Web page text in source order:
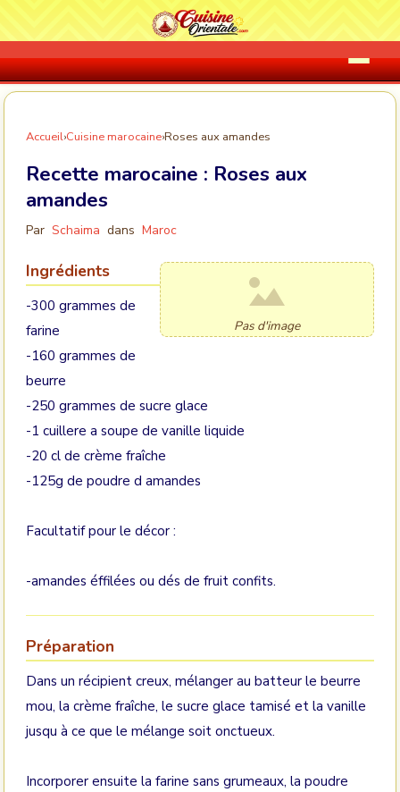
Accueil›Cuisine marocaine›Roses aux amandes
Recette marocaine : Roses aux
amandes
Par Schaima dans Maroc
Pas d'image
Ingrédients
-300 grammes de
farine
-160 grammes de
beurre
-250 grammes de sucre glace
-1 cuillere a soupe de vanille liquide
-20 cl de crème fraîche
-125g de poudre d amandes
Facultatif pour le décor :
-amandes éffilées ou dés de fruit confits.
Préparation
Dans un récipient creux, mélanger au batteur le beurre
mou, la crème fraîche, le sucre glace tamisé et la vanille
jusqu à ce que le mélange soit onctueux.
Incorporer ensuite la farine sans grumeaux, la poudre